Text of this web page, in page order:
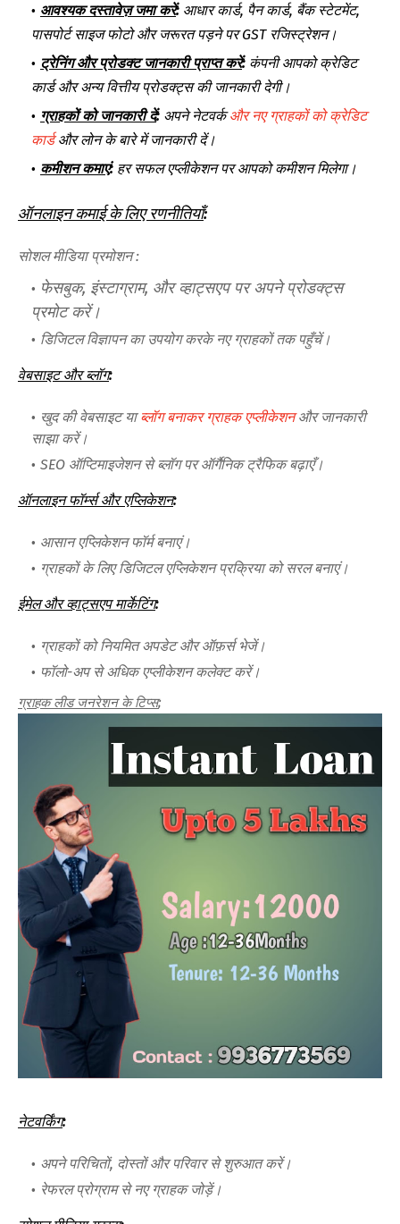
आवश्यक दस्तावेज़ जमा करें: आधार कार्ड, पैन कार्ड, बैंक स्टेटमेंट,
पासपोर्ट साइज फोटो और जरूरत पड़ने पर GST रजिस्ट्रेशन।
ट्रेनिंग और प्रोडक्ट जानकारी प्राप्त करें: कंपनी आपको क्रेडिट
कार्ड और अन्य वित्तीय प्रोडक्ट्स की जानकारी देगी।
ग्राहकों को जानकारी दें: अपने नेटवर्कऔर नए ग्राहकों को क्रेडिट
कार्डऔर लोन के बारे में जानकारी दें।
कमीशन कमाएं: हर सफल एप्लीकेशन पर आपको कमीशन मिलेगा।
ऑनलाइन कमाई के लिए रणनीतियाँ:
सोशल मीडिया प्रमोशन :
फेसबुक, इंस्टाग्राम, और व्हाट्सएप पर अपने प्रोडक्ट्स
प्रमोट करें।
डिजिटल विज्ञापन का उपयोग करके नए ग्राहकों तक पहुँचें।
वेबसाइट और ब्लॉग:
खुद की वेबसाइट याब्लॉग बनाकर ग्राहक एप्लीकेशनऔर जानकारी
साझा करें।
SEO ऑप्टिमाइजेशन से ब्लॉग पर ऑर्गैनिक ट्रैफिक बढ़ाएँ।
ऑनलाइन फॉर्म्स और एप्लिकेशन:
आसान एप्लिकेशन फॉर्म बनाएं।
ग्राहकों के लिए डिजिटल एप्लिकेशन प्रक्रिया को सरल बनाएं।
ईमेल और व्हाट्सएप मार्केटिंग:
ग्राहकों को नियमित अपडेट और ऑफ़र्स भेजें।
फॉलो-अप से अधिक एप्लीकेशन कलेक्ट करें।
ग्राहक लीड जनरेशन के टिप्स;
नेटवर्किंग:
अपने परिचितों, दोस्तों और परिवार से शुरुआत करें।
रेफरल प्रोग्राम से नए ग्राहक जोड़ें।